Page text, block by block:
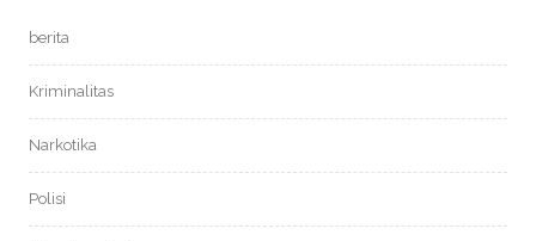
berita
Kriminalitas
Narkotika
Polisi